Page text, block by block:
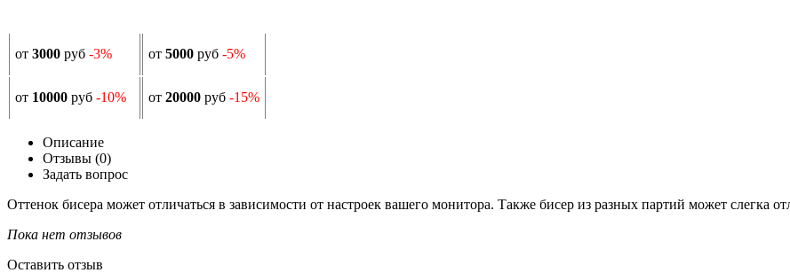
от 3000 руб -3% от 5000 руб -5%
от 10000 руб -10% от 20000 руб -15%
Описание
Отзывы (0)
Задать вопрос
Оттенок бисера может отличаться в зависимости от настроек вашего монитора. Также бисер из разных партий может слегка
Пока нет отзывов
Оставить отзыв